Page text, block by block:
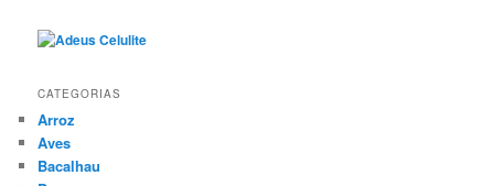
CATEGORIAS
Arroz
Aves
Bacalhau